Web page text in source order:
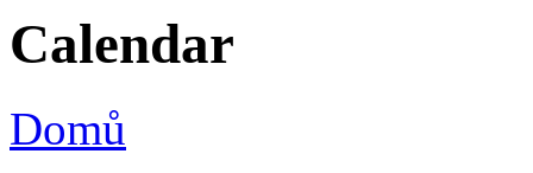
Calendar
Domů